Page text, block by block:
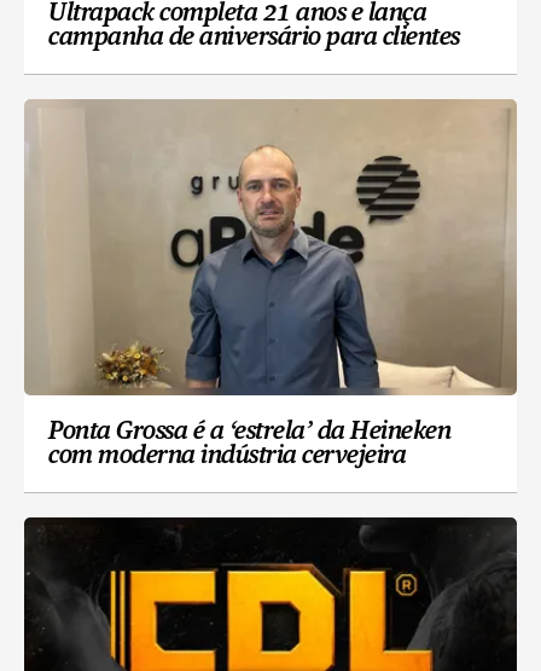
Ultrapack completa 21 anos e lança
campanha de aniversário para clientes
Ponta Grossa é a ‘estrela’ da Heineken
com moderna indústria cervejeira